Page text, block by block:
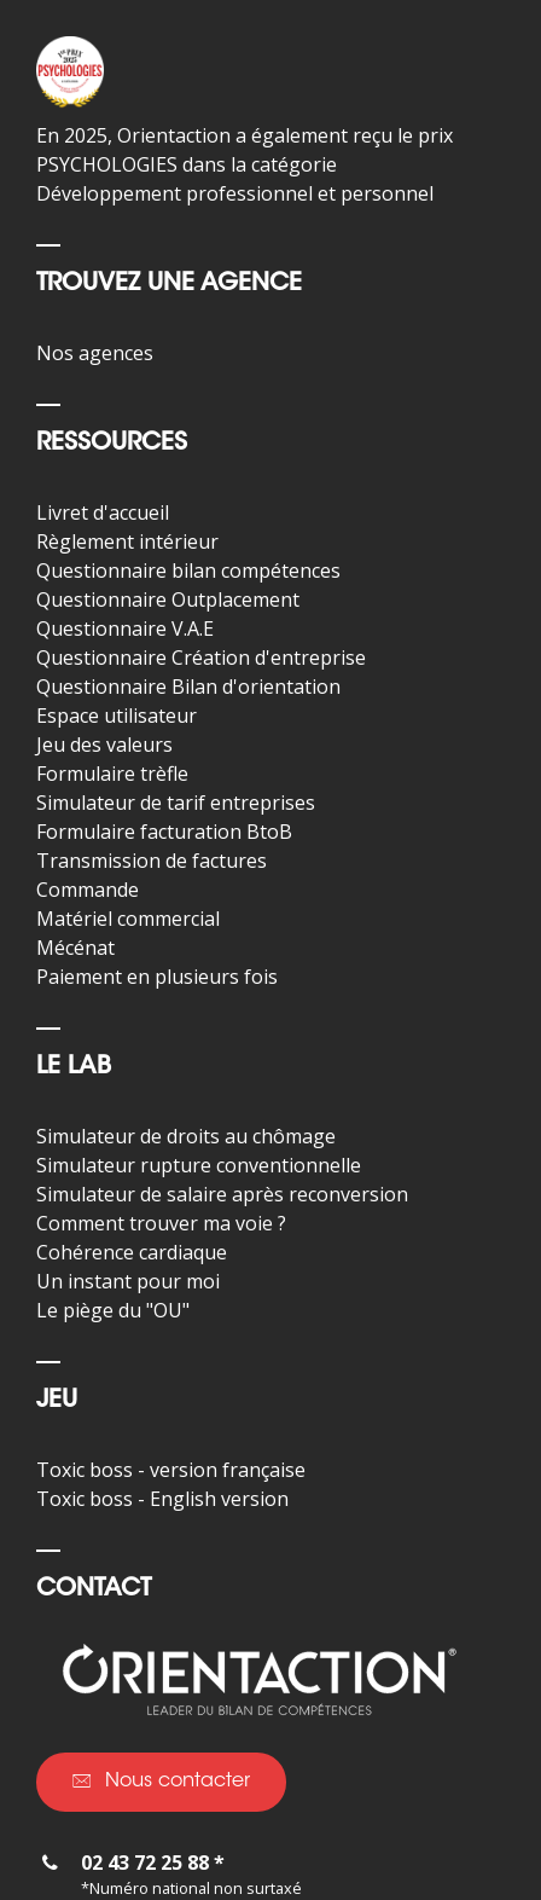
En 2025, Orientaction a également reçu le prix
PSYCHOLOGIES dans la catégorie
Développement professionnel et personnel
TROUVEZ UNE AGENCE
Nos agences
RESSOURCES
Livret d'accueil
Règlement intérieur
Questionnaire bilan compétences
Questionnaire Outplacement
Questionnaire V.A.E
Questionnaire Création d'entreprise
Questionnaire Bilan d'orientation
Espace utilisateur
Jeu des valeurs
Formulaire trèfle
Simulateur de tarif entreprises
Formulaire facturation BtoB
Transmission de factures
Commande
Matériel commercial
Mécénat
Paiement en plusieurs fois
LE LAB
Simulateur de droits au chômage
Simulateur rupture conventionnelle
Simulateur de salaire après reconversion
Comment trouver ma voie ?
Cohérence cardiaque
Un instant pour moi
Le piège du "OU"
JEU
Toxic boss - version française
Toxic boss - English version
CONTACT
Nous contacter
02 43 72 25 88 *
*Numéro national non surtaxé